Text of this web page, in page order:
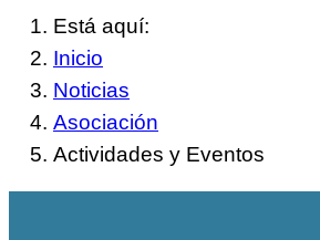
Está aquí:
Inicio
Noticias
Asociación
Actividades y Eventos